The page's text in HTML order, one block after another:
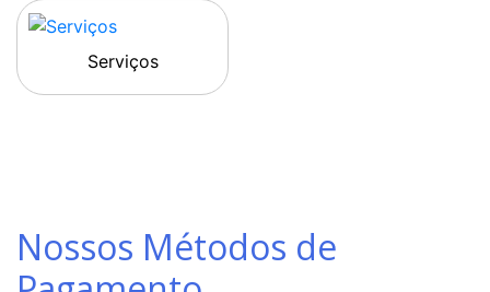
Serviços
Nossos Métodos de